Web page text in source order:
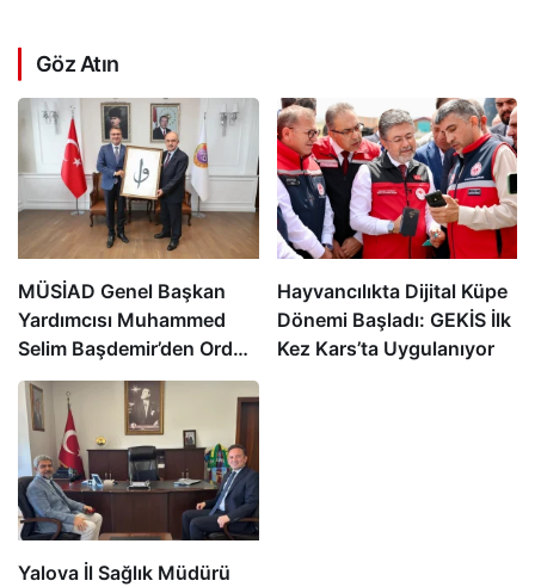
Göz Atın
MÜSİAD Genel Başkan
Yardımcısı Muhammed
Selim Başdemir’den Ordu
Valisi Muammer Erol’a
Ziyaret
Hayvancılıkta Dijital Küpe
Dönemi Başladı: GEKİS İlk
Kez Kars’ta Uygulanıyor
Yalova İl Sağlık Müdürü